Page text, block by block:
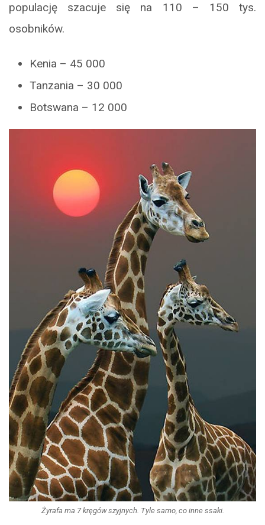
populację szacuje się na 110 – 150 tys.
osobników.
Kenia – 45 000
Tanzania – 30 000
Botswana – 12 000
Żyrafa ma 7 kręgów szyjnych. Tyle samo, co inne ssaki.